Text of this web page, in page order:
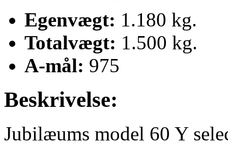
Egenvægt: 1.180 kg.
Totalvægt: 1.500 kg.
A-mål: 975
Beskrivelse:
Jubilæums model 60 Y